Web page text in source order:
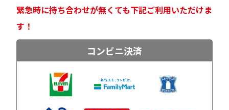
緊急時に持ち合わせが無くても下記ご利用いただけま
す！
コンビニ決済